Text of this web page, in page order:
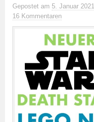
Gepostet am 5. Januar 2021
16 Kommentaren